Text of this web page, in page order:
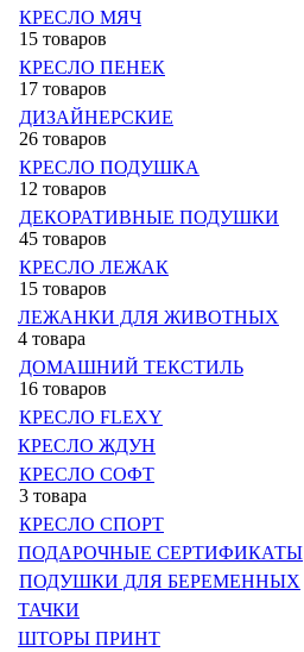
КРЕСЛО МЯЧ
15 товаров
КРЕСЛО ПЕНЕК
17 товаров
ДИЗАЙНЕРСКИЕ
26 товаров
КРЕСЛО ПОДУШКА
12 товаров
ДЕКОРАТИВНЫЕ ПОДУШКИ
45 товаров
КРЕСЛО ЛЕЖАК
15 товаров
ЛЕЖАНКИ ДЛЯ ЖИВОТНЫХ
4 товара
ДОМАШНИЙ ТЕКСТИЛЬ
16 товаров
КРЕСЛО FLEXY
КРЕСЛО ЖДУН
КРЕСЛО СОФТ
3 товара
КРЕСЛО СПОРТ
ПОДАРОЧНЫЕ СЕРТИФИКАТЫ
ПОДУШКИ ДЛЯ БЕРЕМЕННЫХ
ТАЧКИ
ШТОРЫ ПРИНТ